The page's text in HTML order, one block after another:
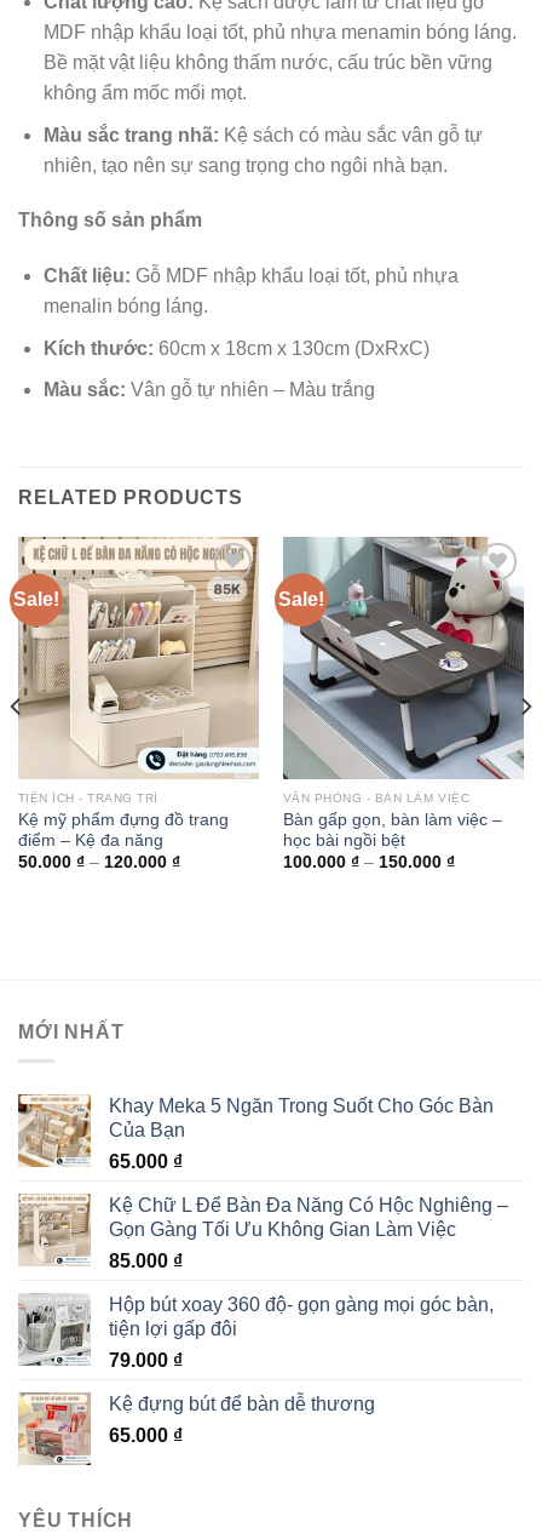
MDF nhập khẩu loại tốt, phủ nhựa menamin bóng láng.
Bề mặt vật liệu không thấm nước, cấu trúc bền vững
không ẩm mốc mối mọt.
Màu sắc trang nhã: Kệ sách có màu sắc vân gỗ tự
nhiên, tạo nên sự sang trọng cho ngôi nhà bạn.
Thông số sản phẩm
Chất liệu: Gỗ MDF nhập khẩu loại tốt, phủ nhựa
menalin bóng láng.
Kích thước: 60cm x 18cm x 130cm (DxRxC)
Màu sắc: Vân gỗ tự nhiên – Màu trắng
RELATED PRODUCTS
Sale!
Add to
wishlist
TIỆN ÍCH - TRANG TRÍ
Kệ mỹ phẩm đựng đồ trang
điểm – Kệ đa năng
50.000 ₫– 120.000 ₫
Sale!
Add to
wishlist
VĂN PHÒNG - BÀN LÀM VIỆC
Bàn gấp gọn, bàn làm việc –
học bài ngồi bệt
100.000 ₫– 150.000 ₫
MỚI NHẤT
Khay Meka 5 Ngăn Trong Suốt Cho Góc Bàn
Của Bạn
65.000 ₫
Kệ Chữ L Để Bàn Đa Năng Có Hộc Nghiêng –
Gọn Gàng Tối Ưu Không Gian Làm Việc
85.000 ₫
Hộp bút xoay 360 độ- gọn gàng mọi góc bàn,
tiện lợi gấp đôi
79.000 ₫
Kệ đựng bút để bàn dễ thương
65.000 ₫
YÊU THÍCH